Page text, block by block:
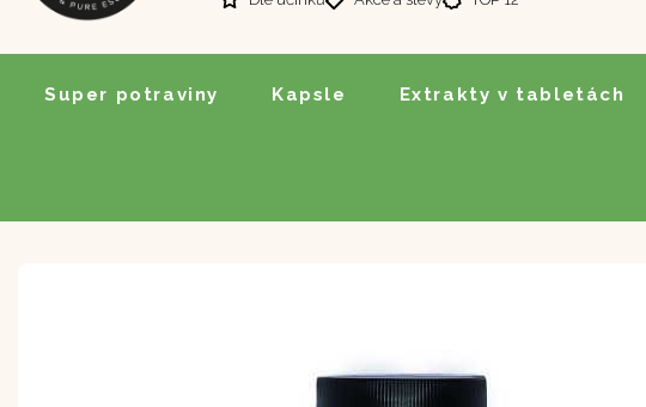
Super potraviny Kapsle Extrakty v tabletách